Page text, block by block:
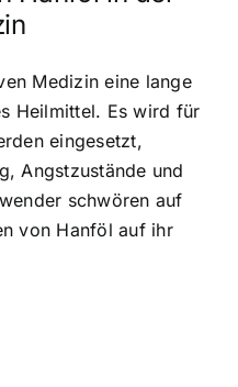
Medizin eine lange
Heilmittel. Es wird für
eingesetzt,
Angstzustände und
schwören auf
von Hanföl auf ihr